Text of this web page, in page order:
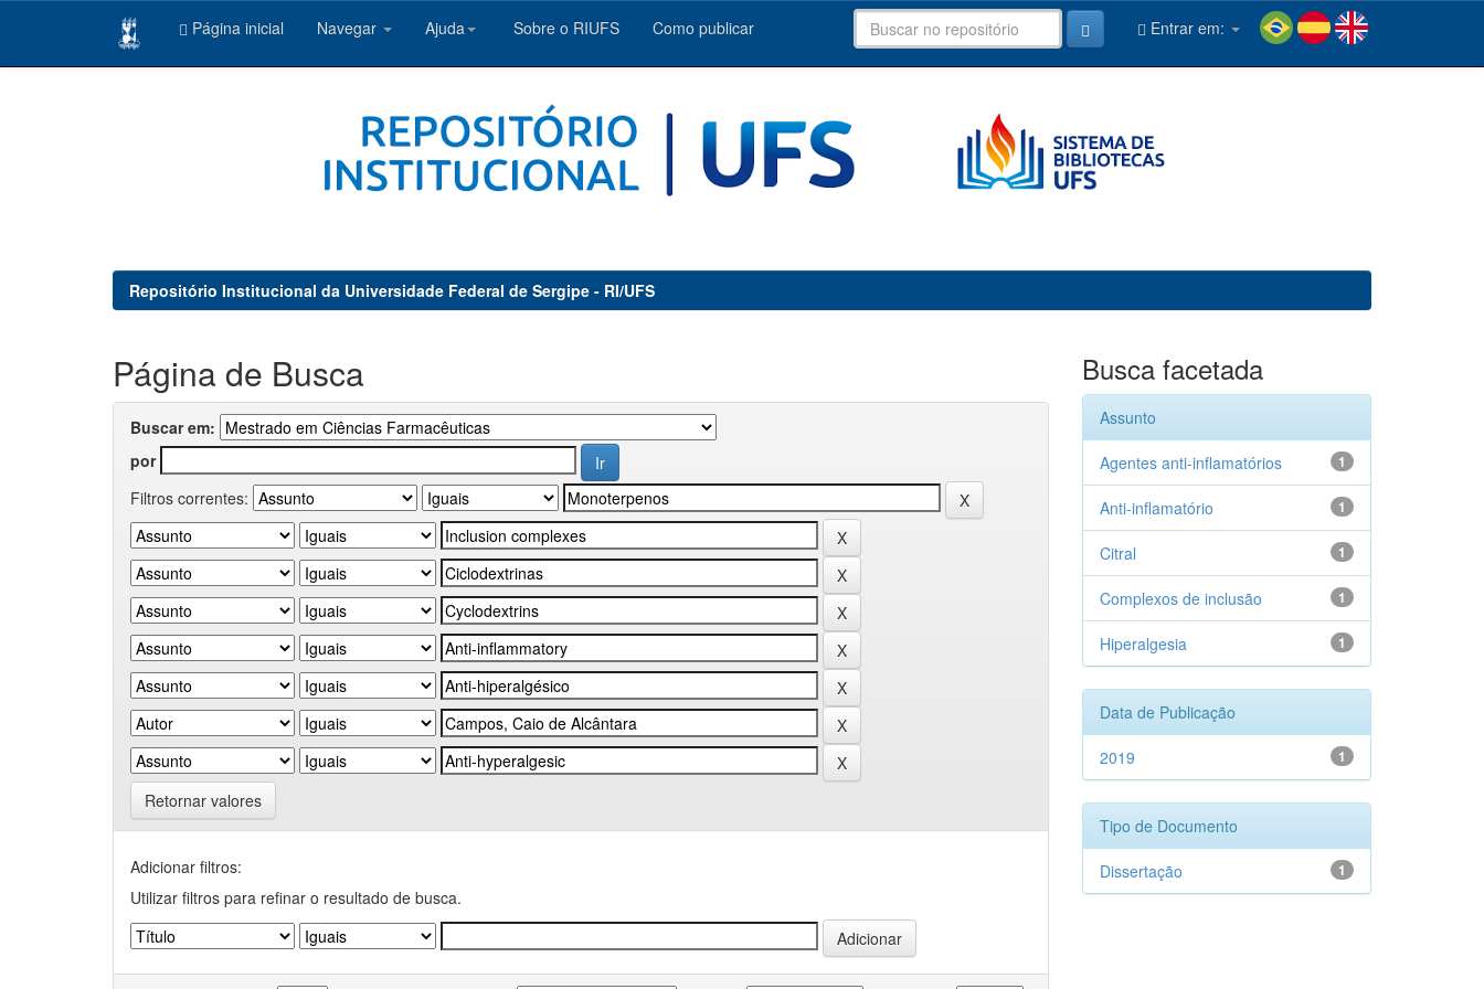
Página inicial Navegar Ajuda Sobre o RIUFS Como publicar Entrar em:
Repositório Institucional da Universidade Federal de Sergipe - RI/UFS
Página de Busca
Buscar em:
por
Filtros correntes:
Retornar valores
Adicionar filtros:
Utilizar filtros para refinar o resultado de busca.
Busca facetada
Assunto
1
Agentes anti-inflamatórios
1
Anti-inflamatório
1
Citral
1
Complexos de inclusão
1
Hiperalgesia
Data de Publicação
1
2019
Tipo de Documento
1
Dissertação